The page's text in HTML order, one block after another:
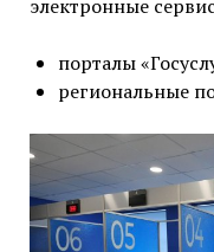
электронные
порталы
региональные